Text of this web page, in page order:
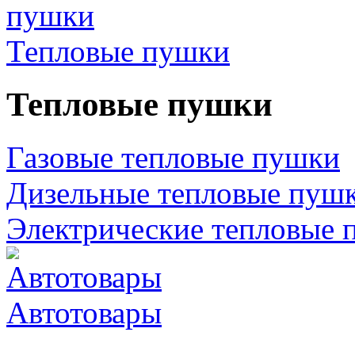
Тепловые пушки
Тепловые пушки
Газовые тепловые пушки
Дизельные тепловые
Электрические тепловые
Автотовары